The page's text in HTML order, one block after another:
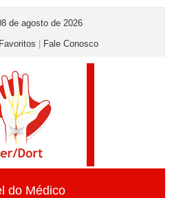
de agosto de 2026
Favoritos Fale Conosco
do Médico